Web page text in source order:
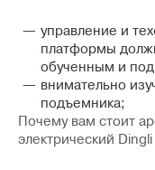
управление и
платформы
обученным и
внимательно
подъемника;
Почему вам стоит
электрический